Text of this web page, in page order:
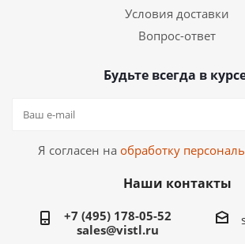
Условия доставки
Вопрос-ответ
Будьте всегда в
Я согласен на обработку
Наши контакты
+7 (495) 178-05-52
sales@vistl.ru